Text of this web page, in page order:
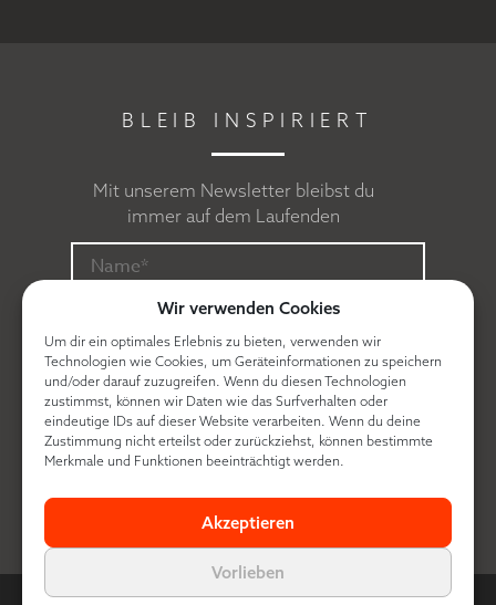
Wir verwenden Cookies
Um dir ein optimales Erlebnis zu bieten, verwenden wir
Technologien wie Cookies, um Geräteinformationen zu speichern
und/oder darauf zuzugreifen. Wenn du diesen Technologien
zustimmst, können wir Daten wie das Surfverhalten oder
eindeutige IDs auf dieser Website verarbeiten. Wenn du deine
Zustimmung nicht erteilst oder zurückziehst, können bestimmte
Merkmale und Funktionen beeinträchtigt werden.
Akzeptieren
Vorlieben
BLEIB INSPIRIERT
Mit unserem Newsletter bleibst du
immer auf dem Laufenden
Ich erkläre mich mit derDatenschutzerklärung
© Contra made by